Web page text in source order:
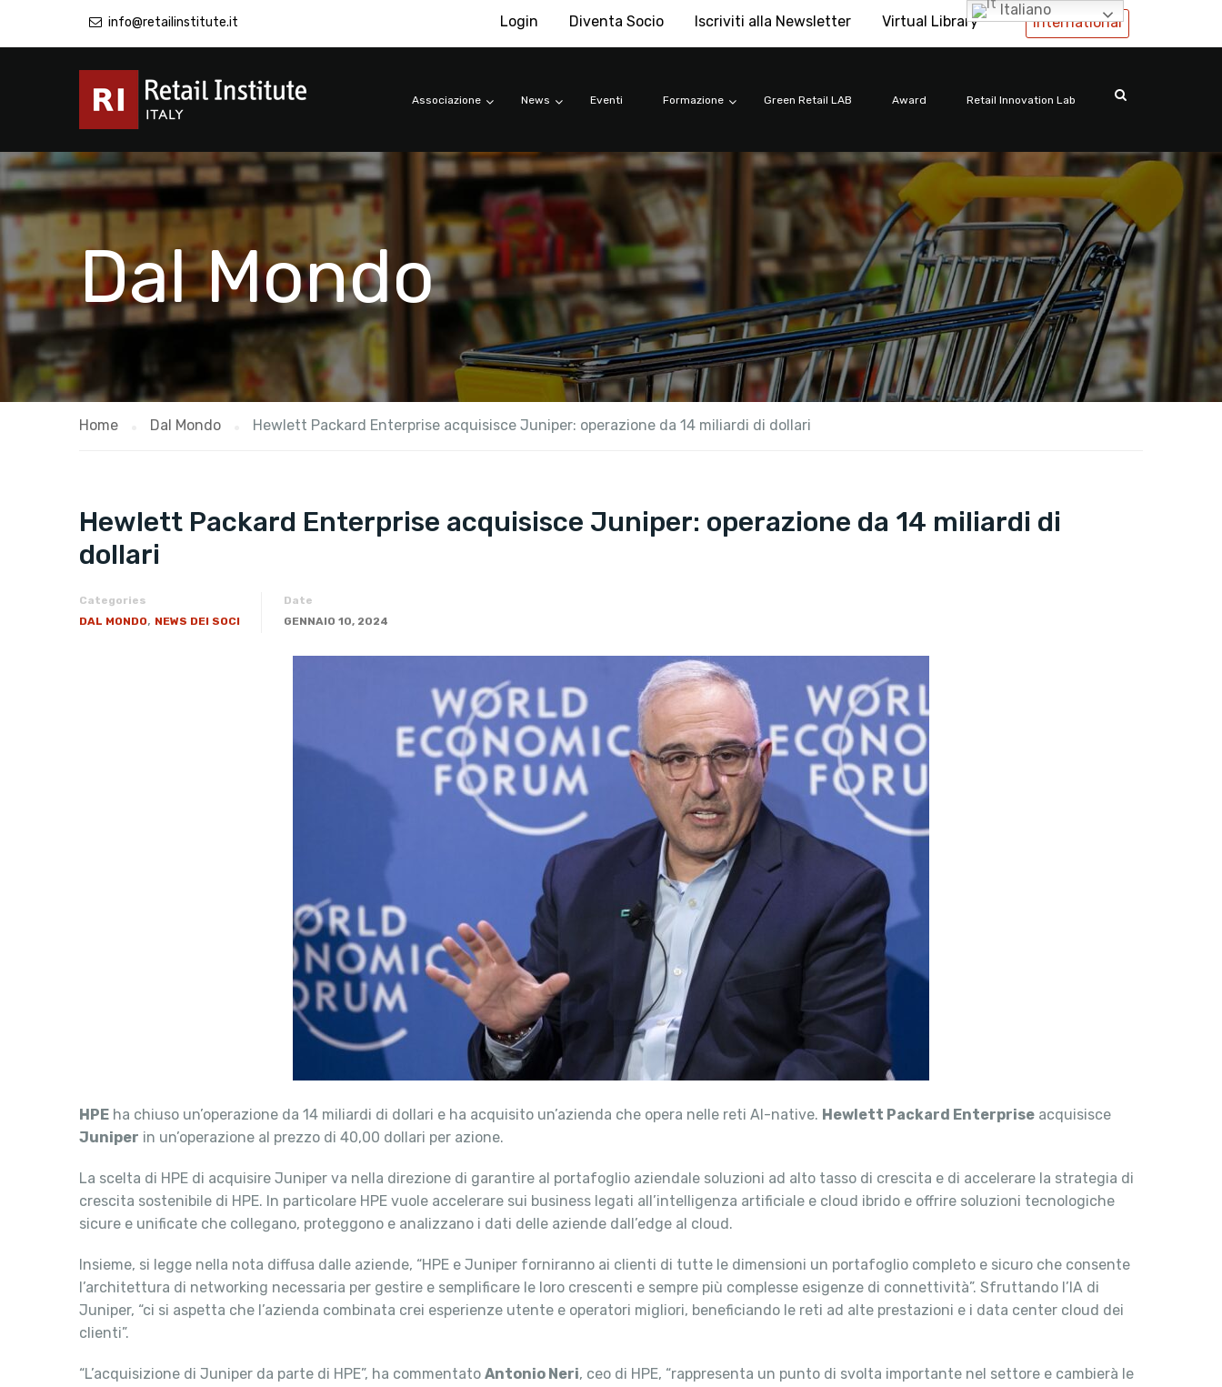
info@retailinstitute.it International
Login Diventa Socio Iscriviti alla Newsletter Virtual Library
Associazione News Eventi Formazione Green Retail LAB Award Retail Innovation Lab
Dal Mondo
Home Dal Mondo Hewlett Packard Enterprise acquisisce Juniper: operazione da 14 miliardi di dollari
Hewlett Packard Enterprise acquisisce Juniper: operazione da 14 miliardi di
dollari
Categories
DAL MONDO, NEWS DEI SOCI
Date
GENNAIO 10, 2024
HPE ha chiuso un’operazione da 14 miliardi di dollari e ha acquisito un’azienda che opera nelle reti AI-native. Hewlett Packard Enterprise acquisisce
Juniper in un’operazione al prezzo di 40,00 dollari per azione.
La scelta di HPE di acquisire Juniper va nella direzione di garantire al portafoglio aziendale soluzioni ad alto tasso di crescita e di accelerare la strategia di
crescita sostenibile di HPE. In particolare HPE vuole accelerare sui business legati all’intelligenza artificiale e cloud ibrido e offrire soluzioni tecnologiche
sicure e unificate che collegano, proteggono e analizzano i dati delle aziende dall’edge al cloud.
Insieme, si legge nella nota diffusa dalle aziende, “HPE e Juniper forniranno ai clienti di tutte le dimensioni un portafoglio completo e sicuro che consente
l’architettura di networking necessaria per gestire e semplificare le loro crescenti e sempre più complesse esigenze di connettività”. Sfruttando l’IA di
Juniper, “ci si aspetta che l’azienda combinata crei esperienze utente e operatori migliori, beneficiando le reti ad alte prestazioni e i data center cloud dei
clienti”.
“L’acquisizione di Juniper da parte di HPE”, ha commentato Antonio Neri, ceo di HPE, “rappresenta un punto di svolta importante nel settore e cambierà le
Italiano